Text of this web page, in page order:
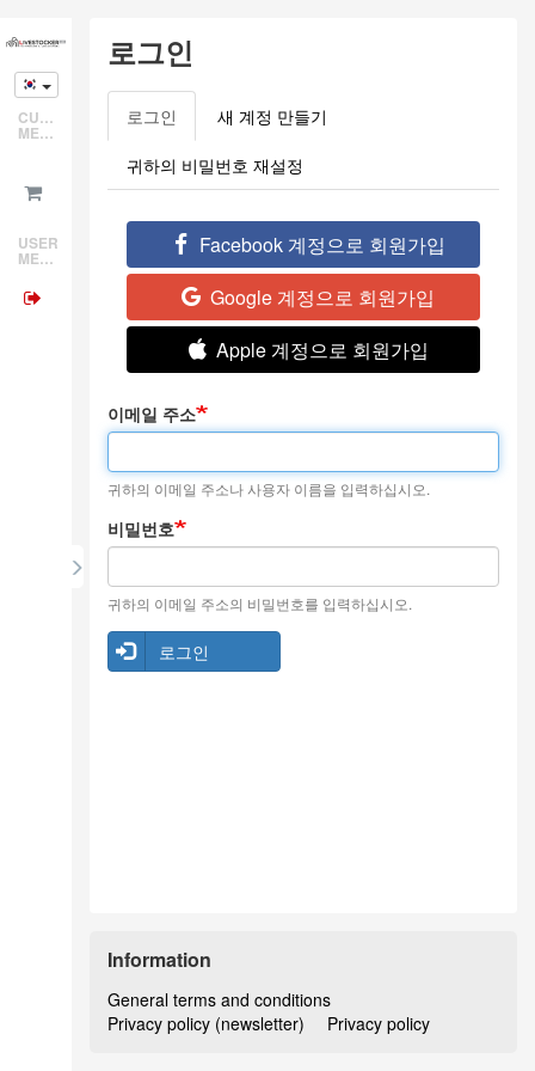
to
main
content
CUSTOMER
MENU
USER
MENU
로그인
Primary
tabs
로그인 (active
tab)
새 계정 만들기
귀하의 비밀번호 재설정
Facebook 계정으로 회원가입
Google 계정으로 회원가입
Apple 계정으로 회원가입
이메일 주소
귀하의 이메일 주소나 사용자 이름을 입력하십시오.
비밀번호
귀하의 이메일 주소의 비밀번호를 입력하십시오.
로그인
Information
General terms and conditions
Privacy policy (newsletter)
Privacy policy